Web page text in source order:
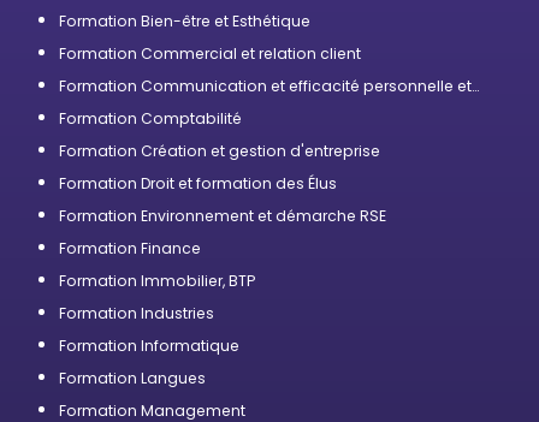
Formation Bien-être et Esthétique
Formation Commercial et relation client
Formation Communication et efficacité personnelle et
Formation Comptabilité
Formation Création et gestion d'entreprise
Formation Droit et formation des Élus
Formation Environnement et démarche RSE
Formation Finance
Formation Immobilier, BTP
Formation Industries
Formation Informatique
Formation Langues
Formation Management